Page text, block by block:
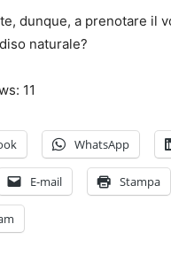
dunque, a prenotare il
naturale?
11
WhatsApp
E-mail Stampa